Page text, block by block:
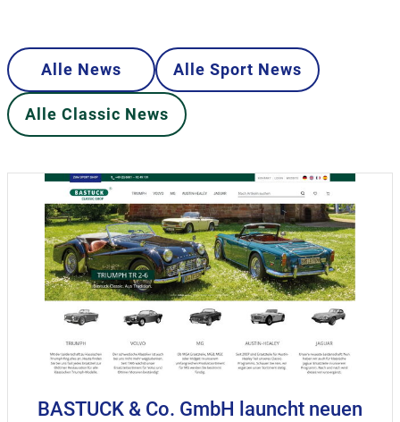
Alle News Alle Sport News
Alle Classic News
BASTUCK & Co. GmbH launcht neuen